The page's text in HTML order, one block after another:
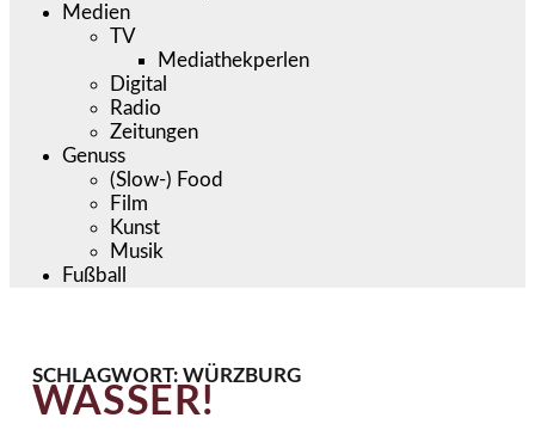
Medien
TV
Mediathekperlen
Digital
Radio
Zeitungen
Genuss
(Slow-) Food
Film
Kunst
Musik
Fußball
SCHLAGWORT: WÜRZBURG
WASSER!